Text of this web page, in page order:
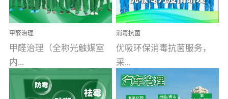
甲醛治理
甲醛治理（全称光触媒室
内...
消毒抗菌
优吸环保消毒抗菌服务，
采...